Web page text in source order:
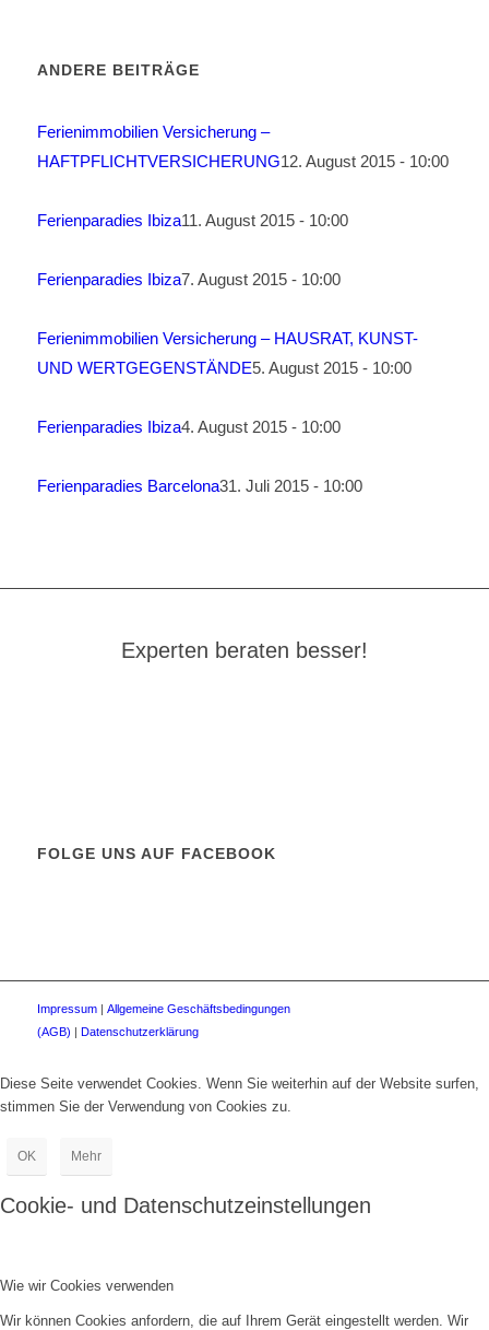
ANDERE BEITRÄGE
Ferienimmobilien Versicherung –
HAFTPFLICHTVERSICHERUNG12. August 2015 - 10:00
Ferienparadies Ibiza11. August 2015 - 10:00
Ferienparadies Ibiza7. August 2015 - 10:00
Ferienimmobilien Versicherung – HAUSRAT, KUNST-
UND WERTGEGENSTÄNDE5. August 2015 - 10:00
Ferienparadies Ibiza4. August 2015 - 10:00
Ferienparadies Barcelona31. Juli 2015 - 10:00
Experten beraten besser!
FOLGE UNS AUF FACEBOOK
Impressum| Allgemeine Geschäftsbedingungen
(AGB)
Datenschutzerklärung
Diese Seite verwendet Cookies. Wenn Sie weiterhin auf der Website surfen,
stimmen Sie der Verwendung von Cookies zu.
OK Mehr
Cookie- und Datenschutzeinstellungen
Wie wir Cookies verwenden
Wir können Cookies anfordern, die auf Ihrem Gerät eingestellt werden. Wir